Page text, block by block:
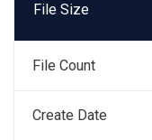
File Size
File Count
Create Date